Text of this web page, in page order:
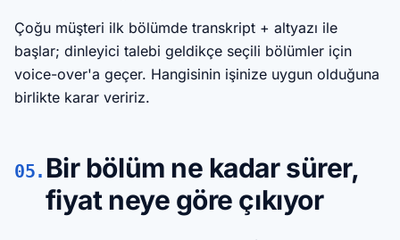
Çoğu müşteri ilk bölümde transkript + altyazı ile
başlar; dinleyici talebi geldikçe seçili bölümler için
voice-over'a geçer. Hangisinin işinize uygun olduğuna
birlikte karar veririz.
05. Bir bölüm ne kadar sürer,
fiyat neye göre çıkıyor